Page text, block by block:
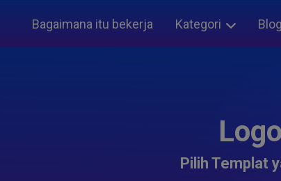
Bagaimana itu bekerja Kategori Blog
Pilih Templat